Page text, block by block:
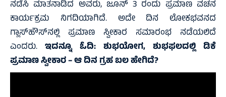
ನಡೆಸಿ ಮಾತನಾಡಿದ ಅವರು, ಜೂನ್‌ 3 ರಂದು ಪ್ರಮಾಣ ವಚನ
ಕಾರ್ಯಕ್ರಮ ನಿಗದಿಯಾಗಿದೆ. ಅದೇ ದಿನ ಲೋಕಭವನದ
ಗ್ಲಾಸ್‌ಹೌಸ್‌ನಲ್ಲಿ ಪ್ರಮಾಣ ಸ್ವೀಕಾರ ಸಮಾರಂಭ ನಡೆಯಲಿದೆ
ಎಂದರು. ಇದನ್ನೂ ಓದಿ: ಶುಭಯೋಗ, ಶುಭಫಲದಲ್ಲಿ ಡಿಕೆ
ಪ್ರಮಾಣ ಸ್ವೀಕಾರ – ಆ ದಿನ ಗ್ರಹ ಬಲ ಹೇಗಿದೆ?